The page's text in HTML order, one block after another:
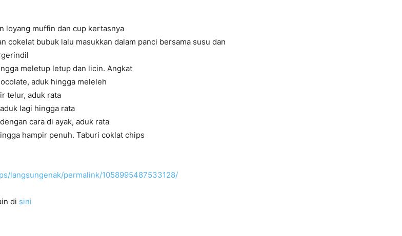
loyang muffin dan cup kertasnya
cokelat bubuk lalu masukkan dalam panci bersama susu dan
meletup letup dan licin. Angkat
aduk hingga meleleh
telur, aduk rata
lagi hingga rata
cara di ayak, aduk rata
hampir penuh. Taburi coklat chips
langsungenak/permalink/1058995487533128/
di sini